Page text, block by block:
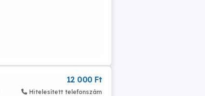
12 000 Ft
Hitelesített telefonszám